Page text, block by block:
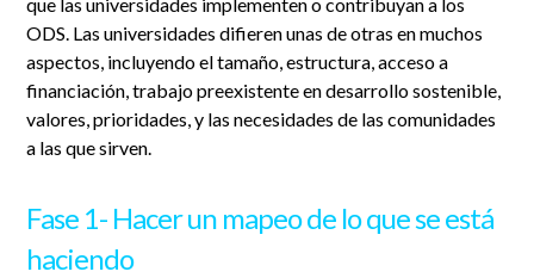
ODS. Las universidades difieren unas de otras en muchos
aspectos, incluyendo el tamaño, estructura, acceso a
financiación, trabajo preexistente en desarrollo sostenible,
valores, prioridades, y las necesidades de las comunidades
a las que sirven.
Fase 1- Hacer un mapeo de lo que se está
haciendo